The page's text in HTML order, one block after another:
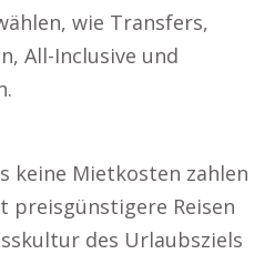
wie Transfers,
All-Inclusive und
keine Mietkosten zahlen
preisgünstigere Reisen
des Urlaubsziels